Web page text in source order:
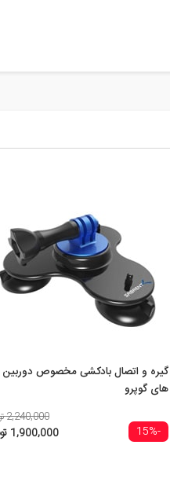
گیره و اتصال بادکشی مخصوص دوربین
های گوپرو
-15%
2,240,000 تومان
1,900,000 تومان